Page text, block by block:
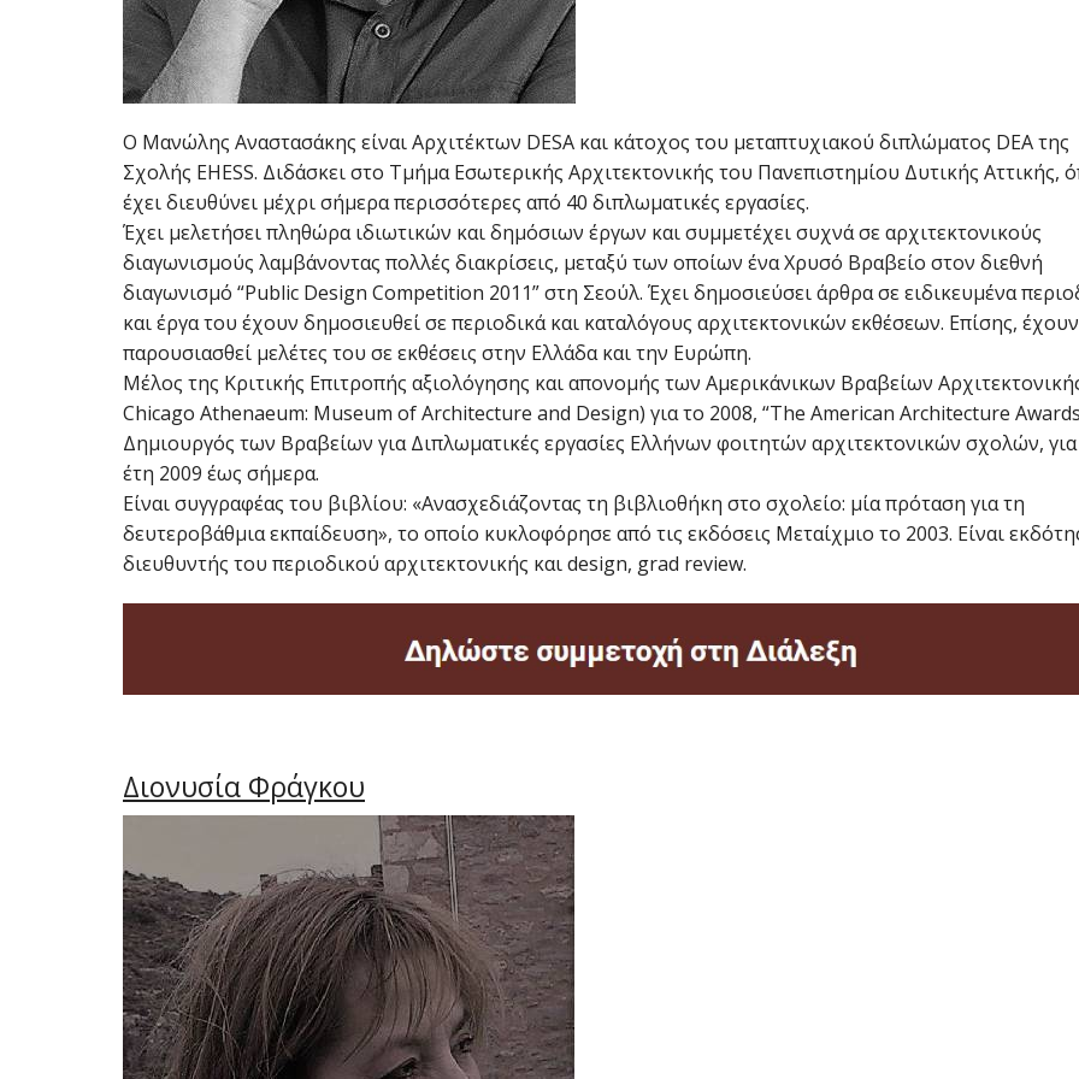
Ο Μανώλης Αναστασάκης είναι Αρχιτέκτων DESA και κάτοχος του μεταπτυχιακού διπλώματος DEA της
Σχολής EHESS. Διδάσκει στο Τμήμα Εσωτερικής Αρχιτεκτονικής του Πανεπιστημίου Δυτικής Αττικής,
έχει διευθύνει μέχρι σήμερα περισσότερες από 40 διπλωματικές εργασίες.
Έχει μελετήσει πληθώρα ιδιωτικών και δημόσιων έργων και συμμετέχει συχνά σε αρχιτεκτονικούς
διαγωνισμούς λαμβάνοντας πολλές διακρίσεις, μεταξύ των οποίων ένα Χρυσό Βραβείο στον διεθνή
διαγωνισμό “Public Design Competition 2011” στη Σεούλ. Έχει δημοσιεύσει άρθρα σε ειδικευμένα
και έργα του έχουν δημοσιευθεί σε περιοδικά και καταλόγους αρχιτεκτονικών εκθέσεων. Επίσης, έχουν
παρουσιασθεί μελέτες του σε εκθέσεις στην Ελλάδα και την Ευρώπη.
Μέλος της Κριτικής Επιτροπής αξιολόγησης και απονομής των Αμερικάνικων Βραβείων
Chicago Athenaeum: Museum of Architecture and Design) για το 2008, “The American Architecture
Δημιουργός των Βραβείων για Διπλωματικές εργασίες Ελλήνων φοιτητών αρχιτεκτονικών σχολών,
έτη 2009 έως σήμερα.
Είναι συγγραφέας του βιβλίου: «Ανασχεδιάζοντας τη βιβλιοθήκη στο σχολείο: μία πρόταση για τη
δευτεροβάθμια εκπαίδευση», το οποίο κυκλοφόρησε από τις εκδόσεις Μεταίχμιο το 2003. Είναι
διευθυντής του περιοδικού αρχιτεκτονικής και design, grad review.
Διονυσία Φράγκου